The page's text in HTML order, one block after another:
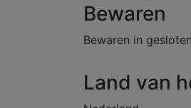
Bewaren
Bewaren in
Land van